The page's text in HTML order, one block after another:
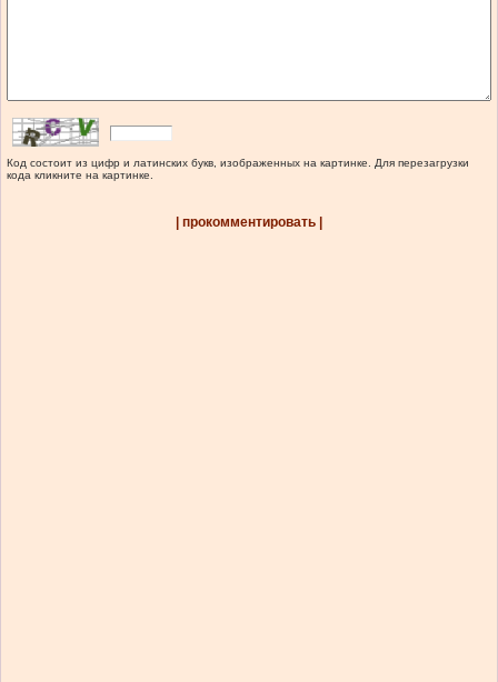
Код состоит из цифр и латинских букв, изображенных на картинке. Для перезагрузки
кода кликните на картинке.
| прокомментировать |